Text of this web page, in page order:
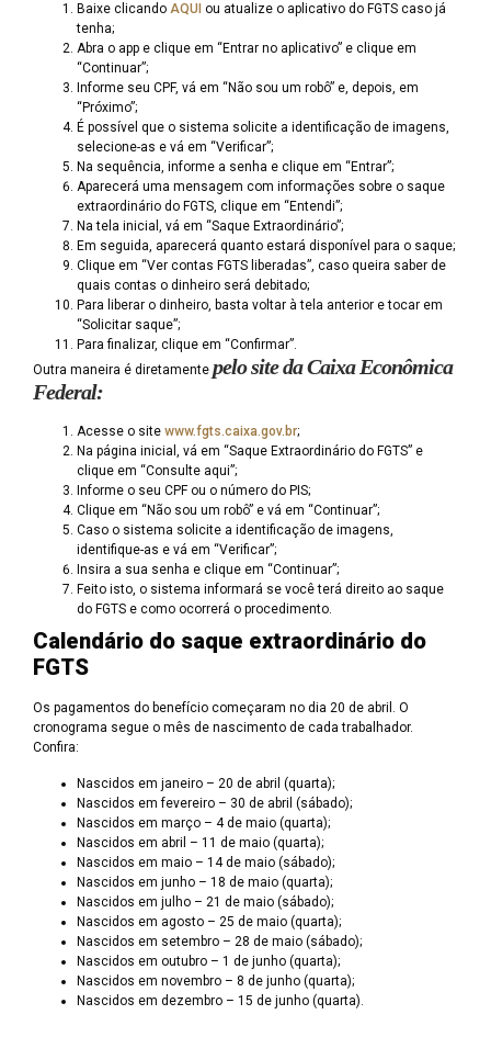
Baixe clicando AQUI ou atualize o aplicativo do FGTS caso já
tenha;
Abra o app e clique em “Entrar no aplicativo” e clique em
“Continuar”;
Informe seu CPF, vá em “Não sou um robô” e, depois, em
“Próximo”;
É possível que o sistema solicite a identificação de imagens,
selecione-as e vá em “Verificar”;
Na sequência, informe a senha e clique em “Entrar”;
Aparecerá uma mensagem com informações sobre o saque
extraordinário do FGTS, clique em “Entendi”;
Na tela inicial, vá em “Saque Extraordinário”;
Em seguida, aparecerá quanto estará disponível para o saque;
Clique em “Ver contas FGTS liberadas”, caso queira saber de
quais contas o dinheiro será debitado;
Para liberar o dinheiro, basta voltar à tela anterior e tocar em
“Solicitar saque”;
Para finalizar, clique em “Confirmar”.
Outra maneira é diretamente pelo site da Caixa Econômica
Federal:
Acesse o site www.fgts.caixa.gov.br;
Na página inicial, vá em “Saque Extraordinário do FGTS” e
clique em “Consulte aqui”;
Informe o seu CPF ou o número do PIS;
Clique em “Não sou um robô” e vá em “Continuar”;
Caso o sistema solicite a identificação de imagens,
identifique-as e vá em “Verificar”;
Insira a sua senha e clique em “Continuar”;
Feito isto, o sistema informará se você terá direito ao saque
do FGTS e como ocorrerá o procedimento.
Calendário do saque extraordinário do
FGTS
Os pagamentos do benefício começaram no dia 20 de abril. O
cronograma segue o mês de nascimento de cada trabalhador.
Confira:
Nascidos em janeiro – 20 de abril (quarta);
Nascidos em fevereiro – 30 de abril (sábado);
Nascidos em março – 4 de maio (quarta);
Nascidos em abril – 11 de maio (quarta);
Nascidos em maio – 14 de maio (sábado);
Nascidos em junho – 18 de maio (quarta);
Nascidos em julho – 21 de maio (sábado);
Nascidos em agosto – 25 de maio (quarta);
Nascidos em setembro – 28 de maio (sábado);
Nascidos em outubro – 1 de junho (quarta);
Nascidos em novembro – 8 de junho (quarta);
Nascidos em dezembro – 15 de junho (quarta).